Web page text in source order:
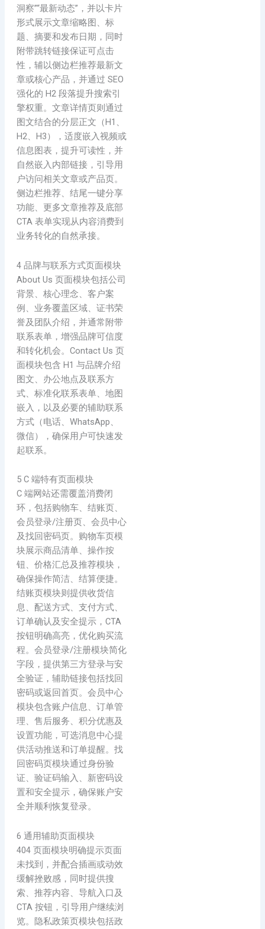
洞察”“最新动态”，并以卡片
形式展示文章缩略图、标
题、摘要和发布日期，同时
附带跳转链接保证可点击
性，辅以侧边栏推荐最新文
章或核心产品，并通过 SEO
强化的 H2 段落提升搜索引
擎权重。文章详情页则通过
图文结合的分层正文（H1、
H2、H3），适度嵌入视频或
信息图表，提升可读性，并
自然嵌入内部链接，引导用
户访问相关文章或产品页。
侧边栏推荐、结尾一键分享
功能、更多文章推荐及底部
CTA 表单实现从内容消费到
业务转化的自然承接。
4 品牌与联系方式页面模块
About Us 页面模块包括公司
背景、核心理念、客户案
例、业务覆盖区域、证书荣
誉及团队介绍，并通常附带
联系表单，增强品牌可信度
和转化机会。Contact Us 页
面模块包含 H1 与品牌介绍
图文、办公地点及联系方
式、标准化联系表单、地图
嵌入，以及必要的辅助联系
方式（电话、WhatsApp、
微信），确保用户可快速发
起联系。
5 C 端特有页面模块
C 端网站还需覆盖消费闭
环，包括购物车、结账页、
会员登录/注册页、会员中心
及找回密码页。购物车页模
块展示商品清单、操作按
钮、价格汇总及推荐模块，
确保操作简洁、结算便捷。
结账页模块则提供收货信
息、配送方式、支付方式、
订单确认及安全提示，CTA
按钮明确高亮，优化购买流
程。会员登录/注册模块简化
字段，提供第三方登录与安
全验证，辅助链接包括找回
密码或返回首页。会员中心
模块包含账户信息、订单管
理、售后服务、积分优惠及
设置功能，可选消息中心提
供活动推送和订单提醒。找
回密码页模块通过身份验
证、验证码输入、新密码设
置和安全提示，确保账户安
全并顺利恢复登录。
6 通用辅助页面模块
404 页面模块明确提示页面
未找到，并配合插画或动效
缓解挫败感，同时提供搜
索、推荐内容、导航入口及
CTA 按钮，引导用户继续浏
览。隐私政策页模块包括政